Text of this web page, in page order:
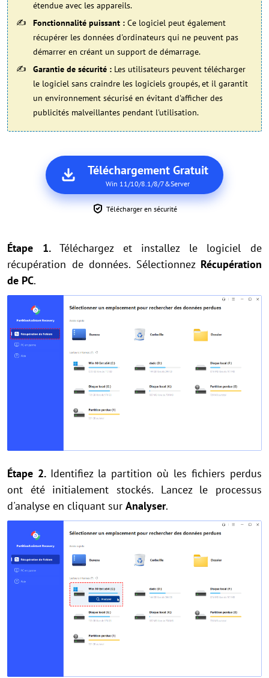
étendue avec les appareils.
Fonctionnalité puissant : Ce logiciel peut également
récupérer les données d'ordinateurs qui ne peuvent pas
démarrer en créant un support de démarrage.
Garantie de sécurité : Les utilisateurs peuvent télécharger
le logiciel sans craindre les logiciels groupés, et il garantit
un environnement sécurisé en évitant d'afficher des
publicités malveillantes pendant l'utilisation.
Téléchargement Gratuit
Win 11/10/8.1/8/7&Server
Télécharger en sécurité
Étape 1.Téléchargez et installez le logiciel de
récupération de données. Sélectionnez Récupération
de PC.
Étape 2. Identifiez la partition où les fichiers perdus
ont été initialement stockés. Lancez le processus
d'analyse en cliquant sur Analyser.